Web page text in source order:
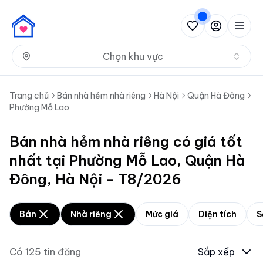
Chọn khu vực
Trang chủ Bán nhà hẻm nhà riêng Hà Nội
Quận Hà Đông
Phường Mỗ Lao
Bán nhà hẻm nhà riêng có giá tốt
nhất tại Phường Mỗ Lao, Quận Hà
Đông, Hà Nội - T8/2026
Bán Nhà riêng Mức giá Diện tích
Có 125 tin đăng Sắp xếp